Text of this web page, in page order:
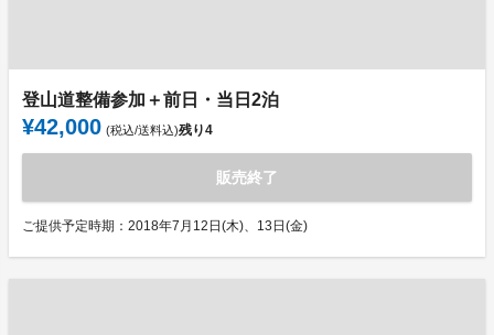
登山道整備参加＋前日・当日2泊
¥42,000 (税込/送料込)残り4
販売終了
ご提供予定時期：2018年7月12日(木)、13日(金)